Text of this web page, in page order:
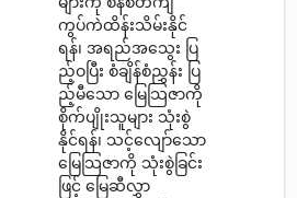
ကွပ်ကဲထိန်းသိမ်းနိုင်
ရန်၊ အရည်အသွေး ပြ
ည့်ဝပြီး စံချိန်စံညွှန်း ပြ
ည့်မီသော မြေသြဇာကို
စိုက်ပျိုးသူများ သုံးစွဲ
နိုင်ရန်၊ သင့်လျော်သော
မြေသြဇာကို သုံးစွဲခြင်း
ဖြင့် မြေဆီလွှာ